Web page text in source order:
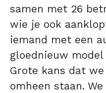
samen met 26
wie je ook
iemand met een
gloednieuw
Grote kans dat
omheen staan.